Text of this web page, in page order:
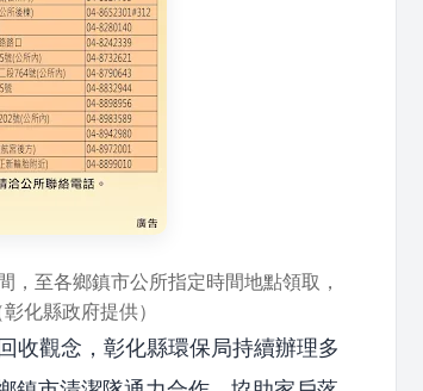
至各鄉鎮市公所指定時間地點領取，
化縣政府提供）
收觀念，彰化縣環保局持續辦理多